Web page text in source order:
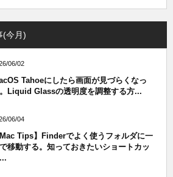
(今月)
06/02
Tahoeにしたら画面が見づらくなっ
Liquid Glassの透明度を調整する方...
06/04
Mac Tips】Finderでよく使うフォルダに一
移動する。知っておきたいショートカッ